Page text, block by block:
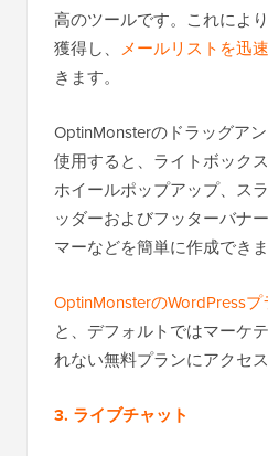
高のツールです。これによ
獲得し、 メールリストを迅
きます。
OptinMonsterのドラッグア
使用すると、ライトボック
ホイールポップアップ、ス
ッダーおよびフッターバナ
マーなどを簡単に作成できま
OptinMonsterのWordPress
と、デフォルトではマーケ
れない無料プランにアクセス
3. ライブチャット